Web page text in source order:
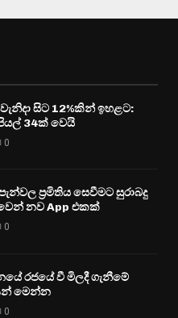
සිට 12%කින් ඉහළට:
34ක් වෙයි
0
ප්‍රමිතිය සෙවීමට සුරාබදු
නව App එකක්
0
රජයේ වී මිලදී ගැනීමේ
මෙන්න
0